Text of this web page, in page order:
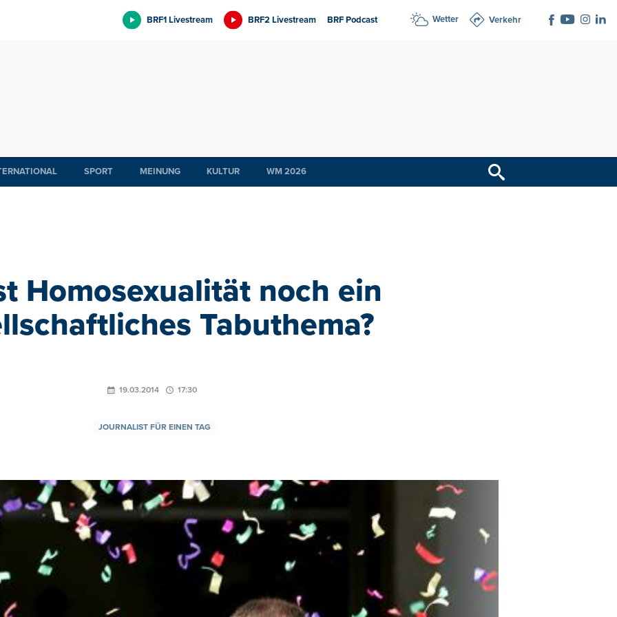
BRF1 Livestream BRF2 Livestream BRF Podcast Wetter Verkehr
SPORT MEINUNG KULTUR WM 2026
Homosexualität noch ein
Tabuthema?
19.03.2014 17:30
JOURNALIST FÜR EINEN TAG